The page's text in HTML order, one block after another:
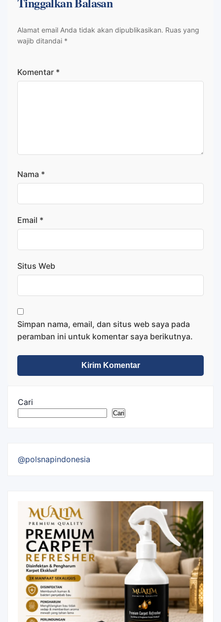
Alamat email Anda tidak akan dipublikasikan. Ruas yang
wajib ditandai *
Komentar *
Nama *
Email *
Situs Web
Simpan nama, email, dan situs web saya pada
peramban ini untuk komentar saya berikutnya.
Cari
Cari
@polsnapindonesia